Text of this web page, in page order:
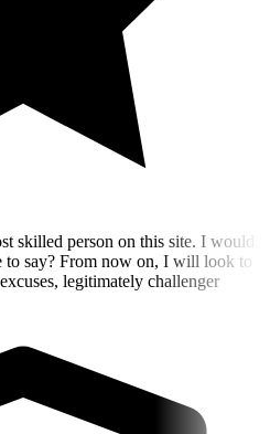
skilled person on this site. I would
to say? From now on, I will look to
legitimately challenger